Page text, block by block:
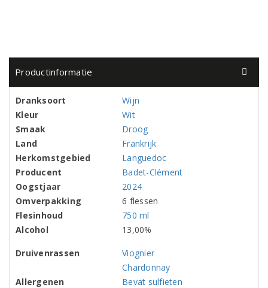
Productinformatie
Dranksoort
Wijn
Kleur
Wit
Smaak
Droog
Land
Frankrijk
Herkomstgebied
Languedoc
Producent
Badet-Clément
Oogstjaar
2024
Omverpakking
6 flessen
Flesinhoud
750 ml
Alcohol
13,00%
Druivenrassen
Viognier
Chardonnay
Allergenen
Bevat sulfieten